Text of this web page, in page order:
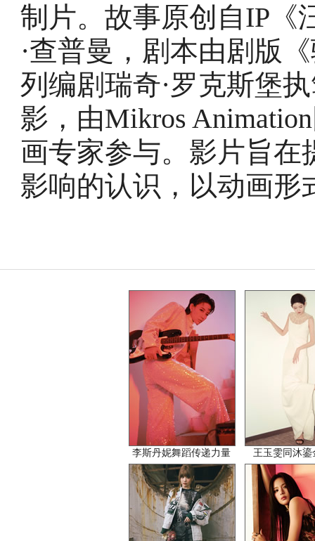
制片。故事原创自IP《
·查普曼，剧本由剧版
列编剧瑞奇·罗克斯堡
影，由Mikros
画专家参与。影片旨
影响的认识，以动画形
李斯丹妮舞蹈传递力量 王玉雯同沐鎏